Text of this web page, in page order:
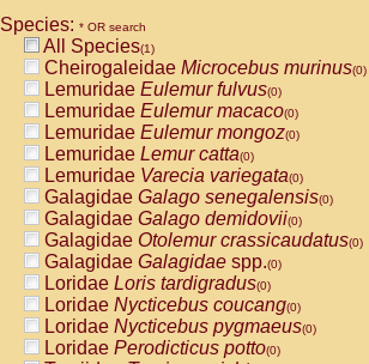
CebidaeCebus capucinus
CebidaeCebus nigrivittatus
CebidaeCebus spp.(0)
CebidaeSaimiri boliviensis(0)
CebidaeSaimiri sciureus(0)
AtelidaeAlouatta caraya(0)
AtelidaeAlouatta fusca(0)
AtelidaeAlouatta seniculus(0)
AtelidaeAlouattaspp.(0)
AtelidaeAteles belzebuth(0)
AtelidaeAteles geoffroyi(0)
AtelidaeAteles paniscus(0)
AtelidaeAtelesspp.(0)
AtelidaeLagothrix lagothricha(0)
AtelidaeLagothrix lagothricha cana
PitheciidaeCacajao calvus
Species: * OR search
All Species(1)
Cheirogaleidae Microcebus murinus(0)
Lemuridae Eulemur fulvus(0)
Lemuridae Eulemur macaco(0)
Lemuridae Eulemur mongoz(0)
Lemuridae Lemur catta(0)
Lemuridae Varecia variegata(0)
Galagidae Galago senegalensis(0)
Galagidae Galago demidovii(0)
Galagidae Otolemur crassicaudatus(0)
Galagidae Galagidae spp.(0)
Loridae Loris tardigradus(0)
Loridae Nycticebus coucang(0)
Loridae Nycticebus pygmaeus(0)
Loridae Perodicticus potto(0)